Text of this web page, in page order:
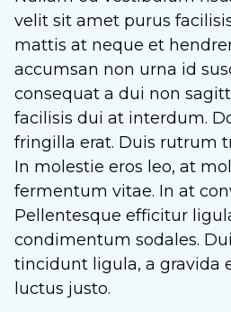
velit sit amet purus
mattis at neque et
accumsan non urna id
consequat a dui non
facilisis dui at interdum.
fringilla erat. Duis rutrum
In molestie eros leo, at
fermentum vitae. In at
Pellentesque efficitur
condimentum sodales.
tincidunt ligula, a gravida
luctus justo.